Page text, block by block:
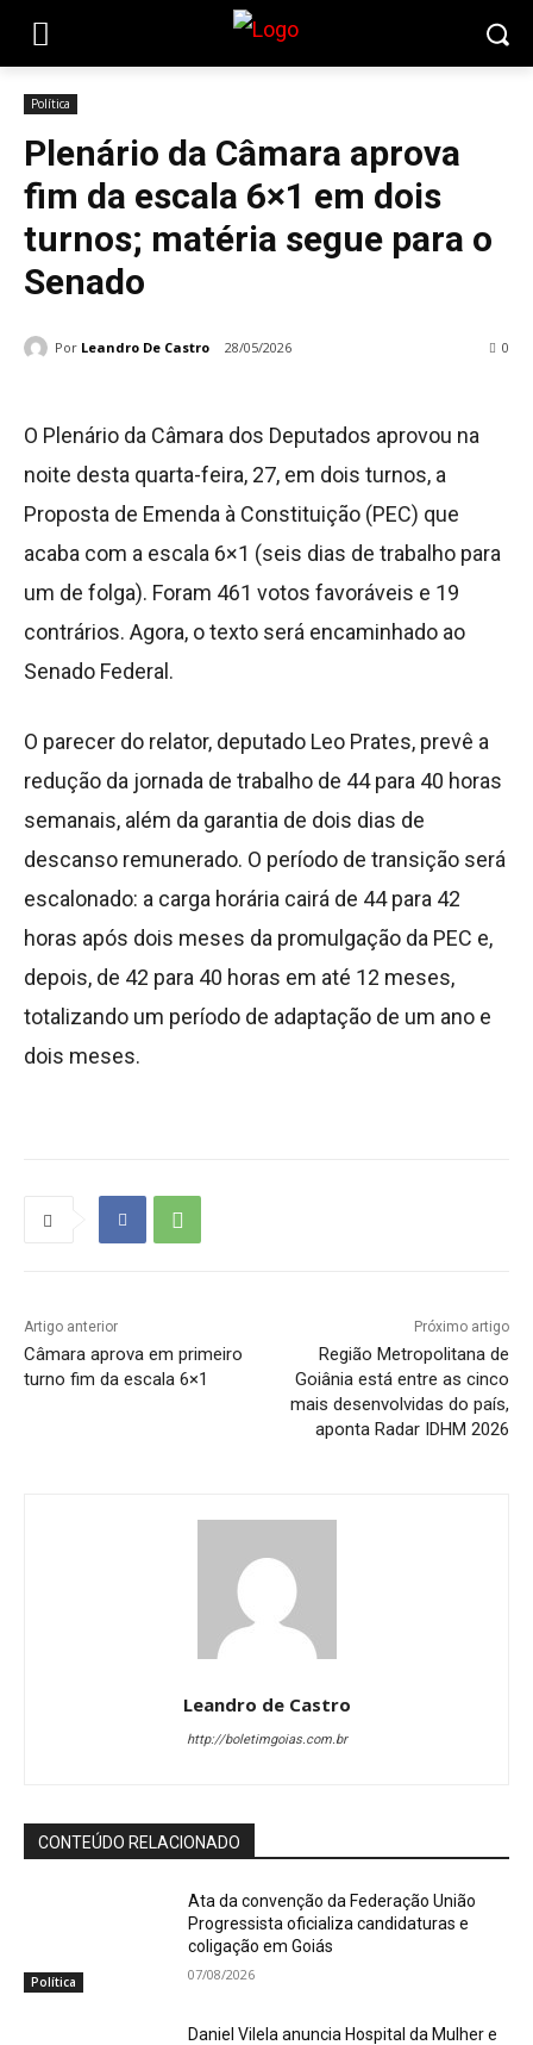
Política
Plenário da Câmara aprova
fim da escala 6×1 em dois
turnos; matéria segue para o
Senado
Por Leandro De Castro 28/05/2026 0
O Plenário da Câmara dos Deputados aprovou na
noite desta quarta-feira, 27, em dois turnos, a
Proposta de Emenda à Constituição (PEC) que
acaba com a escala 6×1 (seis dias de trabalho para
um de folga). Foram 461 votos favoráveis e 19
contrários. Agora, o texto será encaminhado ao
Senado Federal.
O parecer do relator, deputado Leo Prates, prevê a
redução da jornada de trabalho de 44 para 40 horas
semanais, além da garantia de dois dias de
descanso remunerado. O período de transição será
escalonado: a carga horária cairá de 44 para 42
horas após dois meses da promulgação da PEC e,
depois, de 42 para 40 horas em até 12 meses,
totalizando um período de adaptação de um ano e
dois meses.
Artigo anterior
Câmara aprova em primeiro
turno fim da escala 6×1
Próximo artigo
Região Metropolitana de
Goiânia está entre as cinco
mais desenvolvidas do país,
aponta Radar IDHM 2026
Leandro de Castro
http://boletimgoias.com.br
CONTEÚDO RELACIONADO
Política
Ata da convenção da Federação União
Progressista oficializa candidaturas e
coligação em Goiás
07/08/2026
Daniel Vilela anuncia Hospital da Mulher e